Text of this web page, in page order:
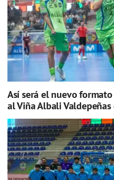
Así será el nuevo
al Viña Albali